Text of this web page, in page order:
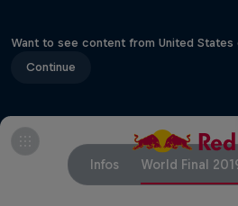
Want to see content from United States
Continue
Infos World Final